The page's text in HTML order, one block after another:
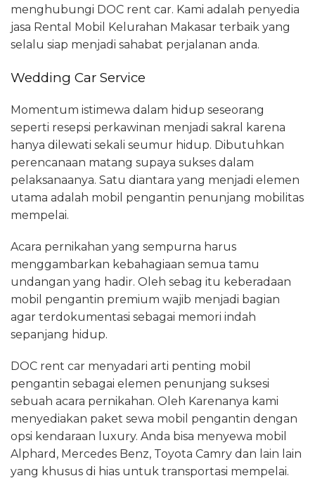
menghubungi DOC rent car. Kami adalah penyedia
jasa Rental Mobil Kelurahan Makasar terbaik yang
selalu siap menjadi sahabat perjalanan anda.
Wedding Car Service
Momentum istimewa dalam hidup seseorang
seperti resepsi perkawinan menjadi sakral karena
hanya dilewati sekali seumur hidup. Dibutuhkan
perencanaan matang supaya sukses dalam
pelaksanaanya. Satu diantara yang menjadi elemen
utama adalah mobil pengantin penunjang mobilitas
mempelai.
Acara pernikahan yang sempurna harus
menggambarkan kebahagiaan semua tamu
undangan yang hadir. Oleh sebag itu keberadaan
mobil pengantin premium wajib menjadi bagian
agar terdokumentasi sebagai memori indah
sepanjang hidup.
DOC rent car menyadari arti penting mobil
pengantin sebagai elemen penunjang suksesi
sebuah acara pernikahan. Oleh Karenanya kami
menyediakan paket sewa mobil pengantin dengan
opsi kendaraan luxury. Anda bisa menyewa mobil
Alphard, Mercedes Benz, Toyota Camry dan lain lain
yang khusus di hias untuk transportasi mempelai.